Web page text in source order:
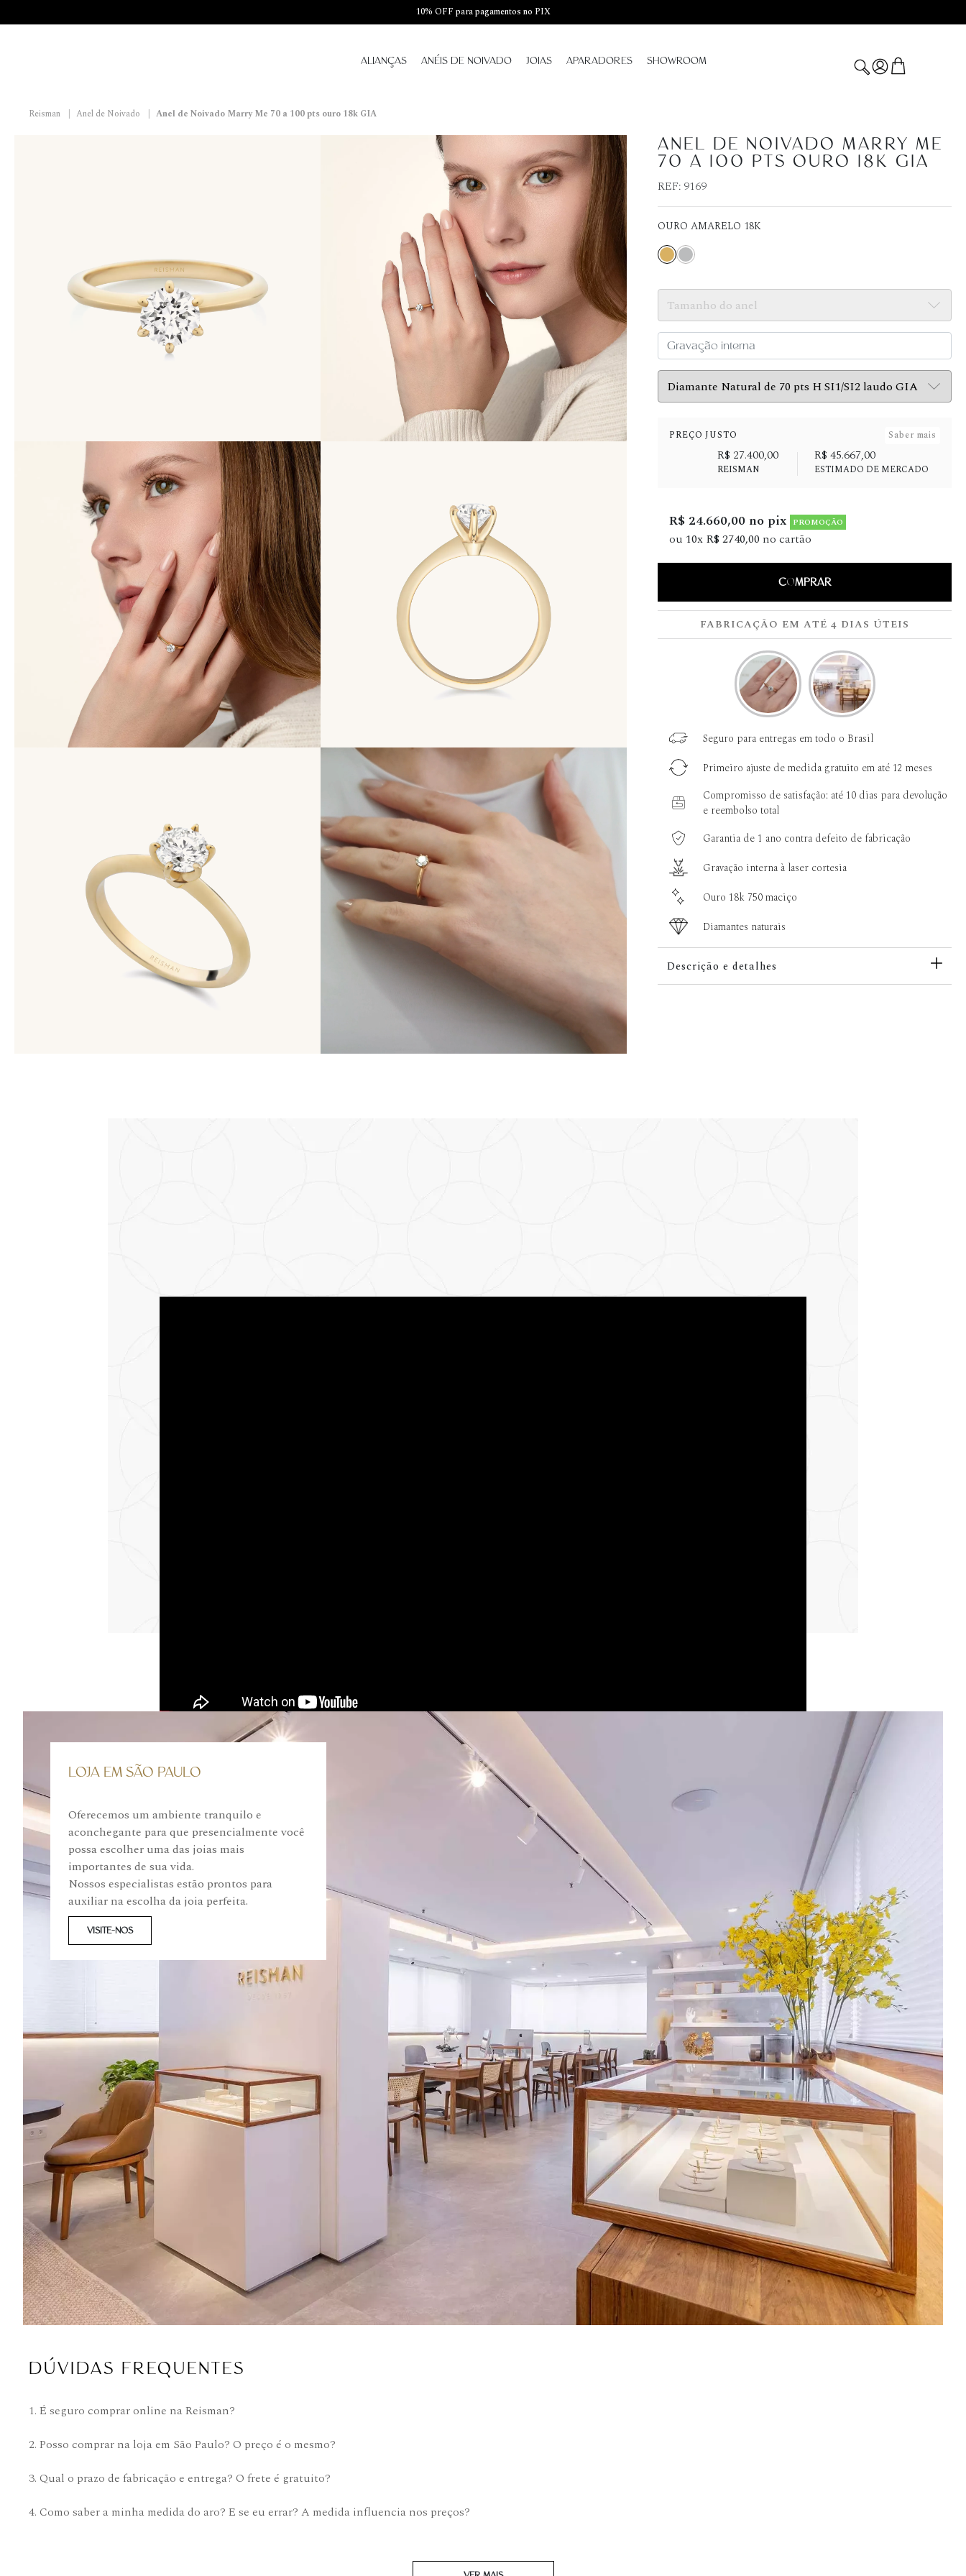
10% OFF para pagamentos no PIX
ALIANÇAS ANÉIS DE NOIVADO JOIAS APARADORES SHOWROOM
Reisman | Anel de Noivado | Anel de Noivado Marry Me 70 a 100 pts ouro 18k GIA
ANEL DE NOIVADO MARRY ME
70 A 100 PTS OURO 18K GIA
REF: 9169
OURO AMARELO 18K
PREÇO JUSTO Saber mais
R$ 27.400,00
REISMAN
R$ 45.667,00
ESTIMADO DE MERCADO
R$ 24.660,00 no pix PROMOÇÃO
ou10x R$ 2740,00 no cartão
COMPRAR
FABRICAÇÃO EM ATÉ 4 DIAS ÚTEIS
Seguro para entregas em todo o Brasil
Primeiro ajuste de medida gratuito em até 12 meses
Compromisso de satisfação: até 10 dias para devolução
e reembolso total
Garantia de 1 ano contra defeito de fabricação
Gravação interna à laser cortesia
Ouro 18k 750 maciço
Diamantes naturais
Descrição e detalhes
LOJA EM SÃO PAULO
Oferecemos um ambiente tranquilo e
aconchegante para que presencialmente você
possa escolher uma das joias mais
importantes de sua vida.
Nossos especialistas estão prontos para
auxiliar na escolha da joia perfeita.
VISITE-NOS
DÚVIDAS FREQUENTES
1. É seguro comprar online na Reisman?
2. Posso comprar na loja em São Paulo? O preço é o mesmo?
3. Qual o prazo de fabricação e entrega? O frete é gratuito?
4. Como saber a minha medida do aro? E se eu errar? A medida influencia nos preços?